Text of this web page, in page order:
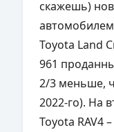
скажешь)
Toyota Land
961
2/3 меньше,
2022-го). На
Toyota RAV4